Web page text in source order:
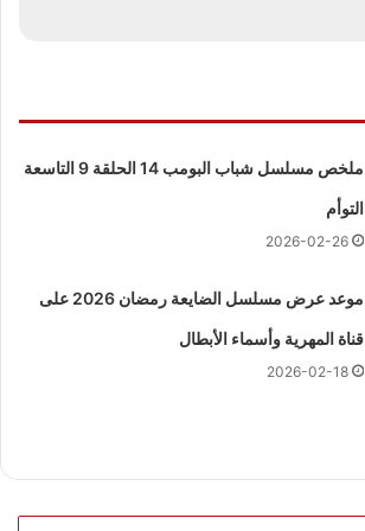
ملخص مسلسل شباب البومب 14 الحلقة 9 التاسعة
التوأم
2026-02-26
موعد عرض مسلسل الضايعة رمضان 2026 على
قناة المهرية وأسماء الأبطال
2026-02-18